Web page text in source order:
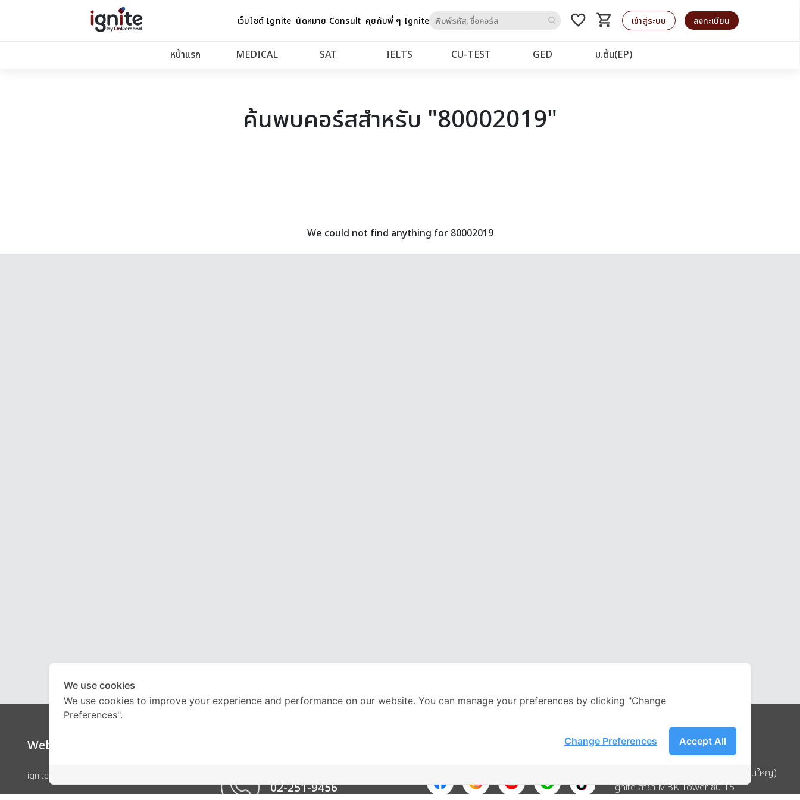
เว็บไซต์ Ignite นัดหมาย Consult คุยกับพี่ ๆ Igniteto
favorite_border shopping_cart
รถเข็น เข้าสู่ระบบ ลงทะเบียน
หน้าแรก MEDICAL SAT IELTS CU‑TEST GED ม.ต้น(EP)
ค้นพบคอร์สสำหรับ "80002019"
We could not find anything for 80002019
Website
ignite by OnDemand
02-251-9456
Address
บริษัท อิกไนท์ เอ สตาร์ จำกัด (สำนักงานใหญ่)
ignite สาขา MBK Tower ชั้น 15
We use cookies
We use cookies to improve your experience and performance on our website. You can manage your preferences by clicking "Change
Preferences".
Accept All
Change Preferences